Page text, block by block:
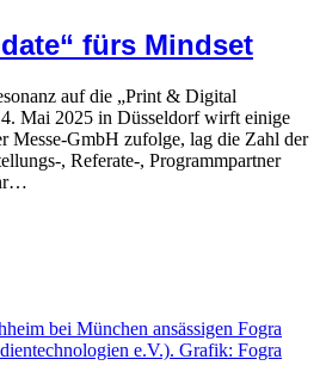
fürs Mindset
auf die „Print & Digital
Mai 2025 in Düsseldorf wirft einige
Messe-GmbH zufolge, lag die Zahl der
, Referate-, Programmpartner